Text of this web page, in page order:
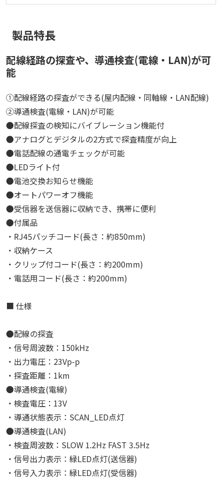
製品特長
配線経路の探査や、導通検査(電線・LAN)が可
能
①配線経路の探査ができる(屋内配線・同軸線・LAN配線)
②導通検査(電線・LAN)が可能
●配線探査の検知にバイブレーション機能付
●アナログとデジタルの2方式で探査精度が向上
●電話配線の通電チェックが可能
●LEDライト付
●電池交換お知らせ機能
●オートパワーオフ機能
●受信器を送信器に収納でき、携帯に便利
●付属品
・RJ45パッチコード(長さ：約850mm)
・収納ケース
・クリップ付コード(長さ：約200mm)
・電話用コード(長さ：約200mm)
■ 仕様
●配線の探査
・信号周波数：150kHz
・出力電圧：23Vp-p
・探査距離：1km
●導通検査(電線)
・検査電圧：13V
・導通状態表示：SCAN_LED点灯
●導通検査(LAN)
・検査周波数：SLOW 1.2Hz FAST 3.5Hz
・信号出力表示：緑LED点灯(送信器)
・信号入力表示：緑LED点灯(受信器)